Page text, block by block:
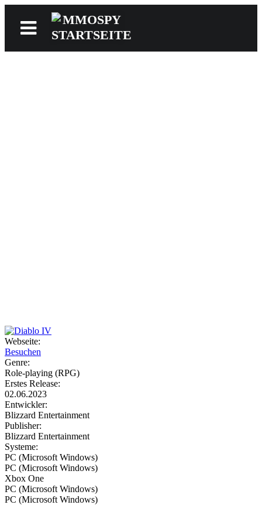
Webseite:
Besuchen
Genre:
Role-playing (RPG)
Erstes Release:
02.06.2023
Entwickler:
Blizzard Entertainment
Publisher:
Blizzard Entertainment
Systeme:
PC (Microsoft Windows)
PC (Microsoft Windows)
Xbox One
PC (Microsoft Windows)
PC (Microsoft Windows)